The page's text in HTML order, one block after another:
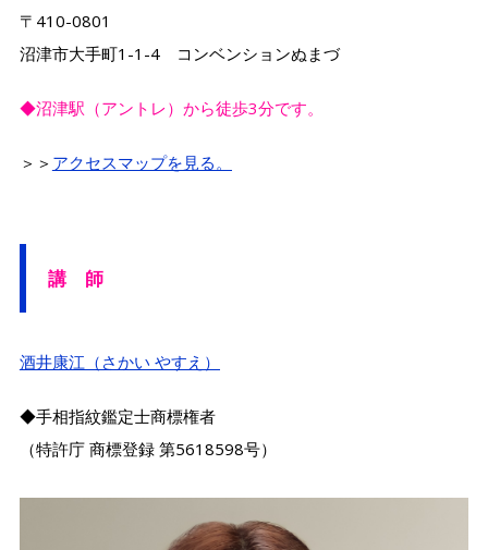
〒410-0801
沼津市大手町1-1-4 コンベンションぬまづ
◆沼津駅（アントレ）から徒歩3分です。
＞＞ アクセスマップを見る。
講 師
酒井康江（さかい やすえ）
◆手相指紋鑑定士商標権者
（特許庁 商標登録 第5618598号）